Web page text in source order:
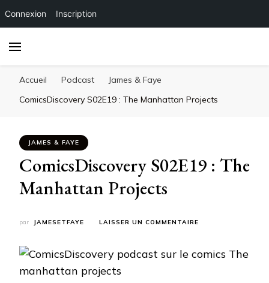
Connexion Inscription
Accueil Podcast
James & Faye
ComicsDiscovery S02E19 : The Manhattan Projects
JAMES & FAYE
ComicsDiscovery S02E19 : The
Manhattan Projects
par JAMESETFAYE LAISSER UN COMMENTAIRE
: